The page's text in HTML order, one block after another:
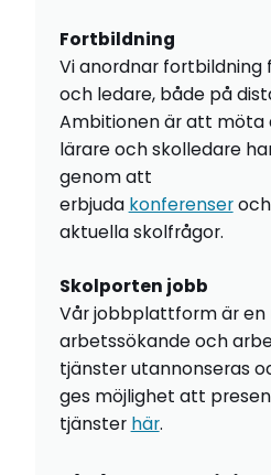
Fortbildning
Vi anordnar fortbildning
och ledare, både på
Ambitionen är att möta
lärare och skolledare
genom att
erbjuda konferenseroch
aktuella skolfrågor.
Skolporten jobb
Vår jobbplattform är
arbetssökande och
tjänster utannonseras
ges möjlighet att
tjänster här.